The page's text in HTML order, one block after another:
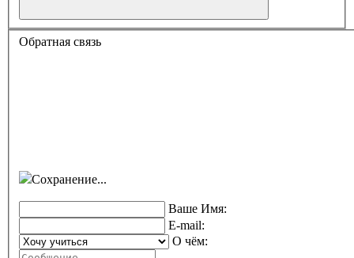
Обратная связь
Сохранение...
Ваше Имя:
E-mail:
О чём: